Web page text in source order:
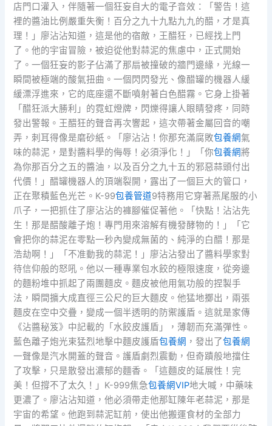
店門口灌入，伴隨著一個狂妄自大的電子音效：「警告！這
裡的醬油比例嚴重失衡！百分之九十九點九九的醋，才是真
理！」廖沾沾知道，這是他的宿敵，王醋狂，已經找上門
了。他的宇宙冒險，被迫從他對蒜泥的焦慮中，正式開始
了。一個狂妄的影子佔滿了那扇被撞破的牆門邊緣，光線一
瞬間被極端的酸氣扭曲。一個閃閃發光、像醋罐的機器人緩
緩漂浮進來，它的底座還不斷噴射著白色醋霧。它身上掛著
「醋狂派大勝利」的霓虹燈牌，閃爍得讓人眼睛發疼，同時
發出警報。王醋狂的聲音再次響起，這次帶著金屬回音的嘲
弄，刺耳得像是磨砂紙。「廖沾沾！你那充滿腐敗包養網氣
味的蒜泥，是對醬料學的侮辱！必須淨化！」「你包養網將
為你那百分之五的醬油，以及百分之九十五的邪惡蒜頭付出
代價！」醋罐機器人的頂端裂開，露出了一個巨大的管口，
正在聚積藍色光芒。K-99包養管道9特務用它穿著燕尾服的小
爪子，一把抓住了廖沾沾的褲腳催促著他。「快點！沾沾先
生！那是醋酸離子炮！專門用來溶解有機發酵物的！」「它
會把你的蒜泥在零點一秒內變成無菌的、純淨的白醋！那是
浩劫啊！」「不准動我的蒜泥！」廖沾沾發出了醬料學家對
待信仰般的怒吼。他以一種專業包水餃的極限速度，從旁邊
的麵粉堆中抓起了兩團麵皮。麵皮被他用氣功般的捏製手
法，瞬間擴大成直徑三公尺的巨大麵皮。他猛地擲出，兩張
麵皮在空中交疊，變成一個半透明的防禦護盾。這就是家傳
《沾醬秘笈》中記載的「水餃皮護盾」，薄韌而充滿彈性。
藍色離子炮光束猛烈地擊中麵皮護盾包養網 ，發出了包養網
一聲像是汽水開蓋的聲音。護盾劇烈震動，但奇蹟般地擋住
了攻擊，只是散發出濃郁的麵香。「這麵皮的延展性！完
美！但撐不了太久！」K-999焦急包養網VIP地大喊，中藥味
更濃了。廖沾沾知道，他必須帶走他那缸陳年老蒜泥，那是
宇宙的希望。他跑到蒜泥缸前，使出他搬運食材的全部力